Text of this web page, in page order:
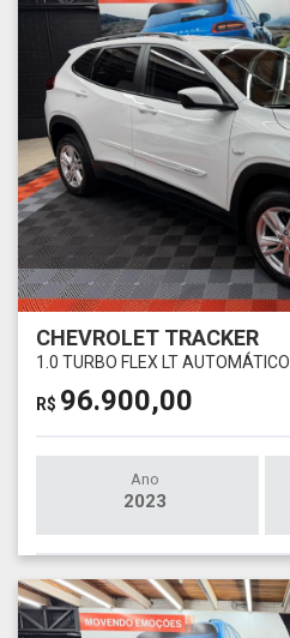
CHEVROLET TRACKER
1.0 TURBO FLEX LT AUTOMÁTICO
R$ 96.900,00
Ano
2023